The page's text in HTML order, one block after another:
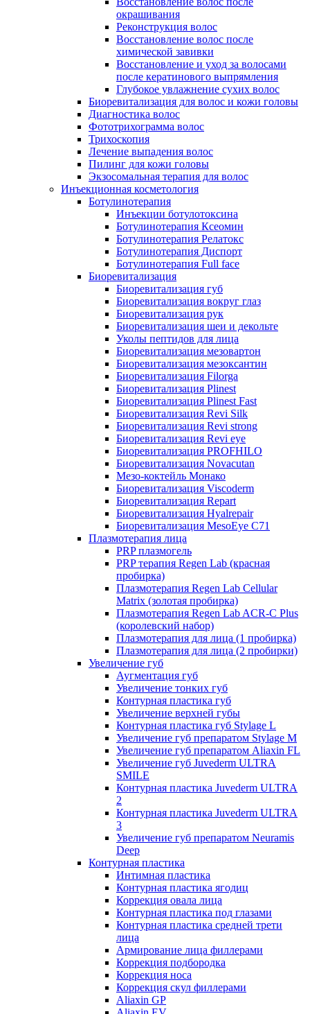
окрашивания
Реконструкция волос
Восстановление волос после
химической завивки
Восстановление и уход за волосами
после кератинового выпрямления
Глубокое увлажнение сухих волос
Биоревитализация для волос и кожи головы
Диагностика волос
Фототрихограмма волос
Трихоскопия
Лечение выпадения волос
Пилинг для кожи головы
Экзосомальная терапия для волос
Инъекционная косметология
Ботулинотерапия
Инъекции ботулотоксина
Ботулинотерапия Ксеомин
Ботулинотерапия Релатокс
Ботулинотерапия Диспорт
Ботулинотерапия Full face
Биоревитализация
Биоревитализация губ
Биоревитализация вокруг глаз
Биоревитализация рук
Биоревитализация шеи и декольте
Уколы пептидов для лица
Биоревитализация мезовартон
Биоревитализация мезоксантин
Биоревитализация Filorga
Биоревитализация Plinest
Биоревитализация Plinest Fast
Биоревитализация Revi Silk
Биоревитализация Revi strong
Биоревитализация Revi eye
Биоревитализация PROFHILO
Биоревитализация Novacutan
Мезо-коктейль Монако
Биоревитализация Viscoderm
Биоревитализация Repart
Биоревитализация Hyalrepair
Биоревитализация MesoEye C71
Плазмотерапия лица
PRP плазмогель
PRP терапия Regen Lab (красная
пробирка)
Плазмотерапия Regen Lab Cellular
Matrix (золотая пробирка)
Плазмотерапия Regen Lab ACR-C Plus
(королевский набор)
Плазмотерапия для лица (1 пробирка)
Плазмотерапия для лица (2 пробирки)
Увеличение губ
Аугментация губ
Увеличение тонких губ
Контурная пластика губ
Увеличение верхней губы
Контурная пластика губ Stylage L
Увеличение губ препаратом Stylage M
Увеличение губ препаратом Aliaxin FL
Увеличение губ Juvederm ULTRA
SMILE
Контурная пластика Juvederm ULTRA
2
Контурная пластика Juvederm ULTRA
3
Увеличение губ препаратом Neuramis
Deep
Контурная пластика
Интимная пластика
Контурная пластика ягодиц
Коррекция овала лица
Контурная пластика под глазами
Контурная пластика средней трети
лица
Армирование лица филлерами
Коррекция подбородка
Коррекция носа
Коррекция скул филлерами
Aliaxin GP